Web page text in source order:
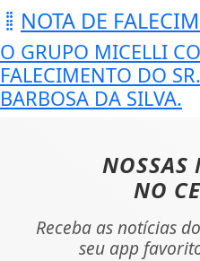
NOTA DE
O GRUPO MICELLI
FALECIMENTO DO
BARBOSA DA SILVA.
NOSSAS
NO
Receba as notícias
seu app